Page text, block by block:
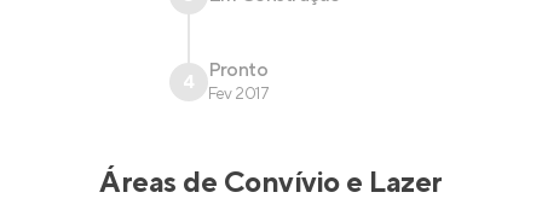
4 Pronto
Fev 2017
Áreas de Convívio e Lazer